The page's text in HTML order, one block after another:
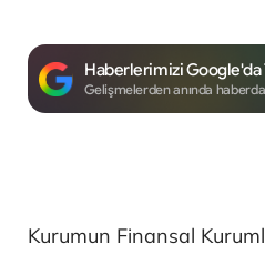
Haberlerimizi Google'da
Gelişmelerden anında
Kurumun Finansal